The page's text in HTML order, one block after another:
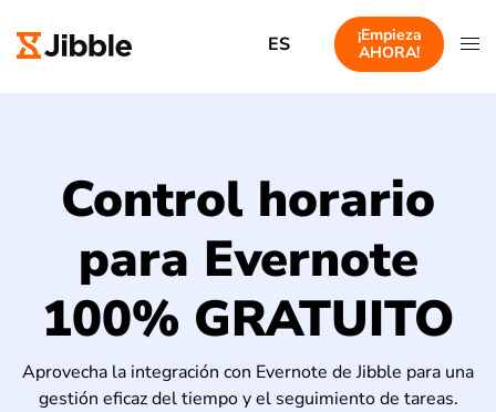
ES
¡Empieza
AHORA!
Control horario
para Evernote
100% GRATUITO
Aprovecha la integración con Evernote de Jibble para una
gestión eficaz del tiempo y el seguimiento de tareas.